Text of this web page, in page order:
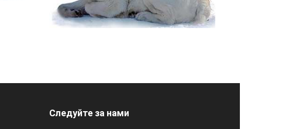
Следуйте за нами